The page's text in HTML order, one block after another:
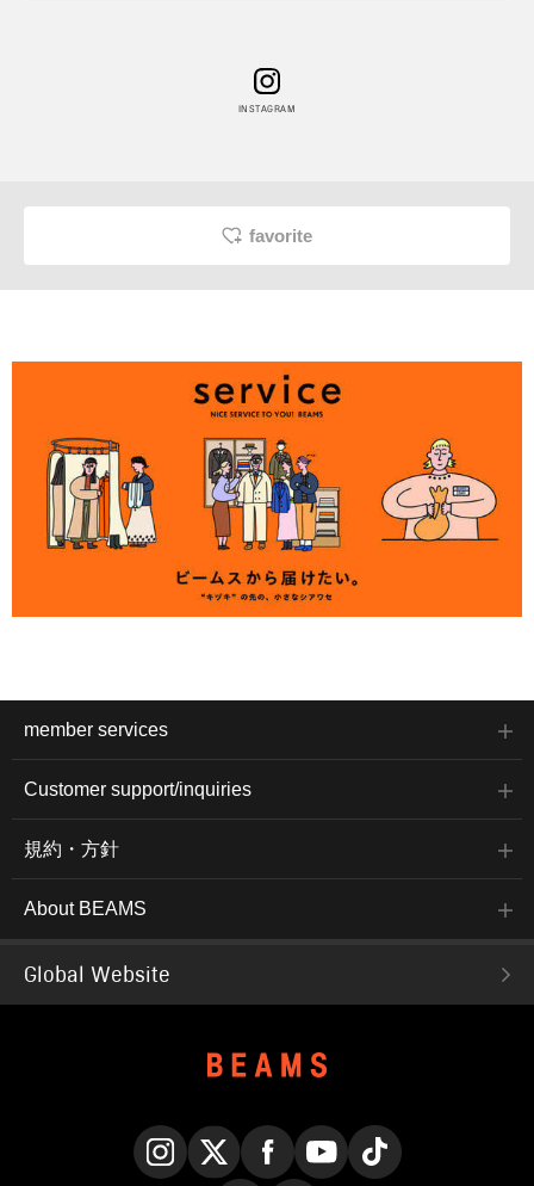
INSTAGRAM
favorite
member services
Customer support/inquiries
規約・方針
About BEAMS
Global Website